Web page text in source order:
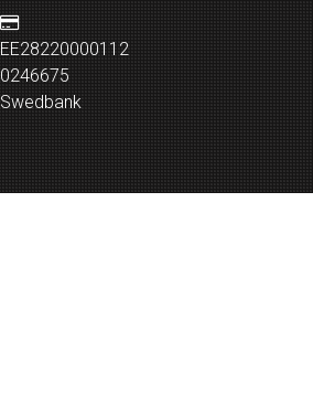
EE28220000112
0246675
Swedbank